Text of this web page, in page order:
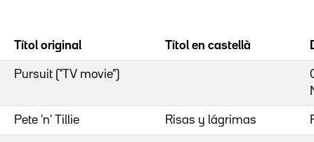
Títol original Títol en castellà
Pursuit ("TV movie")
Pete 'n' Tillie Risas y lágrimas